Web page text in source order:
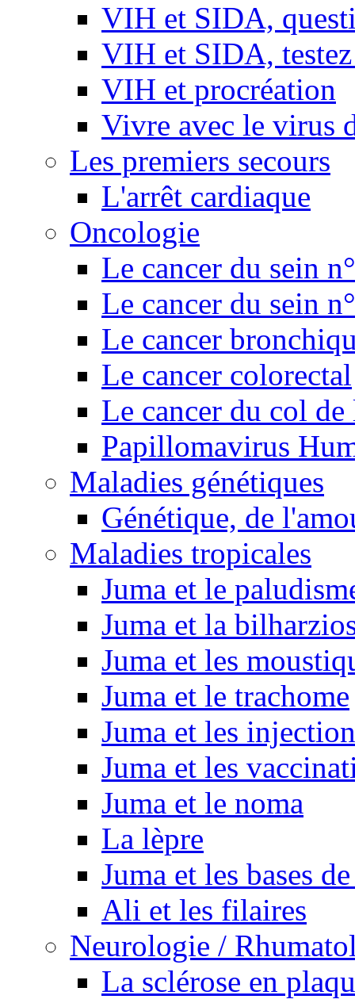
VIH et SIDA,
VIH et SIDA, testez
VIH et procréation
Vivre avec le virus
Les premiers secours
L'arrêt cardiaque
Oncologie
Le cancer du sein
Le cancer du sein
Le cancer
Le cancer colorectal
Le cancer du col de
Papillomavirus
Maladies génétiques
Génétique, de
Maladies tropicales
Juma et le
Juma et la
Juma et les
Juma et le trachome
Juma et les
Juma et les
Juma et le noma
La lèpre
Juma et les bases
Ali et les filaires
Neurologie /
La sclérose en